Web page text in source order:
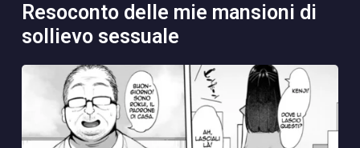
resoconto delle mie mansioni di
sollievo sessuale